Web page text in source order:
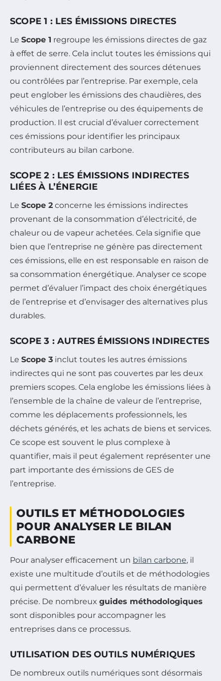
SCOPE 1 : LES ÉMISSIONS DIRECTES
Le Scope 1 regroupe les émissions directes de gaz
à effet de serre. Cela inclut toutes les émissions qui
proviennent directement des sources détenues
ou contrôlées par l’entreprise. Par exemple, cela
peut englober les émissions des chaudières, des
véhicules de l’entreprise ou des équipements de
production. Il est crucial d’évaluer correctement
ces émissions pour identifier les principaux
contributeurs au bilan carbone.
SCOPE 2 : LES ÉMISSIONS INDIRECTES
LIÉES À L’ÉNERGIE
Le Scope 2 concerne les émissions indirectes
provenant de la consommation d’électricité, de
chaleur ou de vapeur achetées. Cela signifie que
bien que l’entreprise ne génère pas directement
ces émissions, elle en est responsable en raison de
sa consommation énergétique. Analyser ce scope
permet d’évaluer l’impact des choix énergétiques
de l’entreprise et d’envisager des alternatives plus
durables.
SCOPE 3 : AUTRES ÉMISSIONS INDIRECTES
Le Scope 3 inclut toutes les autres émissions
indirectes qui ne sont pas couvertes par les deux
premiers scopes. Cela englobe les émissions liées à
l’ensemble de la chaîne de valeur de l’entreprise,
comme les déplacements professionnels, les
déchets générés, et les achats de biens et services.
Ce scope est souvent le plus complexe à
quantifier, mais il peut également représenter une
part importante des émissions de GES de
l’entreprise.
OUTILS ET MÉTHODOLOGIES
POUR ANALYSER LE BILAN
CARBONE
Pour analyser efficacement un bilan carbone, il
existe une multitude d’outils et de méthodologies
qui permettent d’évaluer les résultats de manière
précise. De nombreux guides méthodologiques
sont disponibles pour accompagner les
entreprises dans ce processus.
UTILISATION DES OUTILS NUMÉRIQUES
De nombreux outils numériques sont désormais